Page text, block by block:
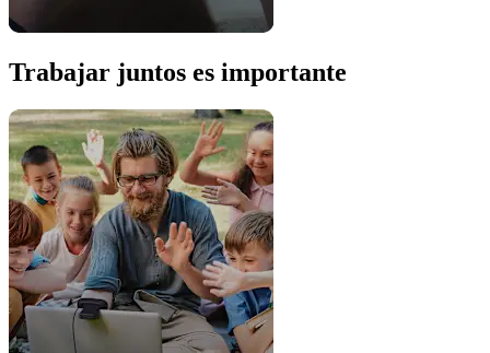
Trabajar juntos es importante